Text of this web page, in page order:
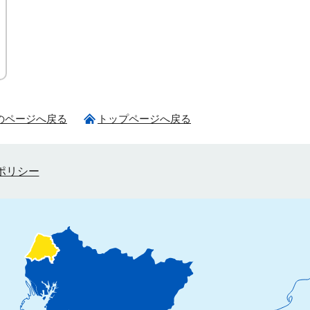
ページへ戻る トップページへ戻る
リシー